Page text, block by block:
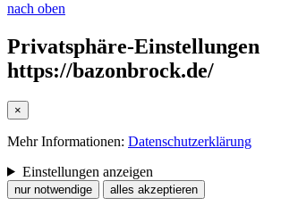
nach oben
Privatsphäre-Einstellungen
https://bazonbrock.de/
×
Mehr Informationen: Datenschutzerklärung
Einstellungen anzeigen
nur notwendige alles akzeptieren